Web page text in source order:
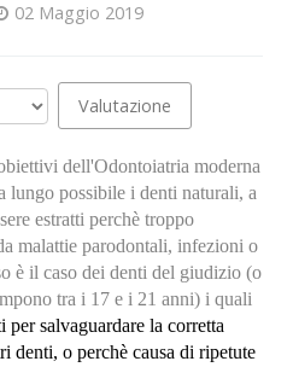
02 Maggio 2019
dell'Odontoiatria moderna
lungo possibile i denti naturali, a
estratti perchè troppo
malattie parodontali, infezioni o
è il caso dei denti del giudizio (o
tra i 17 e i 21 anni) i quali
per salvaguardare la corretta
denti, o perchè causa di ripetute